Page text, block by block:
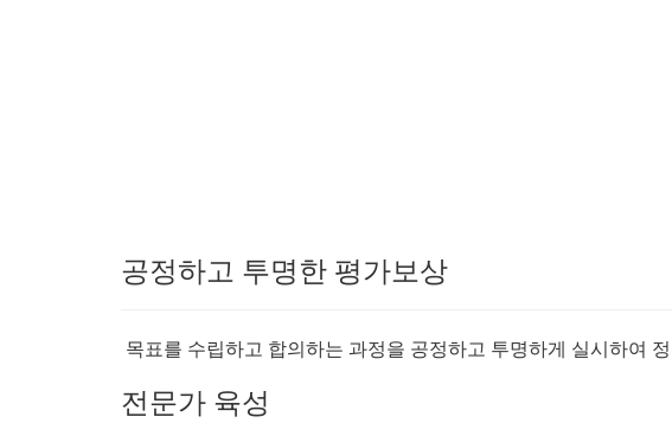
공정하고 투명한 평가보상
목표를 수립하고 합의하는 과정을 공정하고 투명하게 실시하여
전문가 육성